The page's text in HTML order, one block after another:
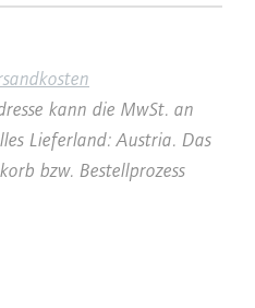
kann die MwSt. an
Lieferland: Austria. Das
bzw. Bestellprozess